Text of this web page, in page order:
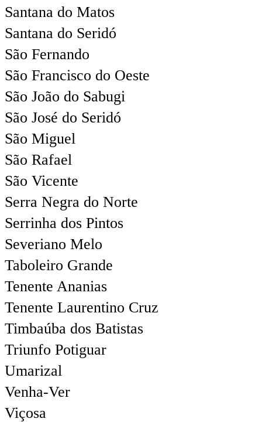
Santana do Matos
Santana do Seridó
São Fernando
São Francisco do Oeste
São João do Sabugi
São José do Seridó
São Miguel
São Rafael
São Vicente
Serra Negra do Norte
Serrinha dos Pintos
Severiano Melo
Taboleiro Grande
Tenente Ananias
Tenente Laurentino Cruz
Timbaúba dos Batistas
Triunfo Potiguar
Umarizal
Venha-Ver
Viçosa